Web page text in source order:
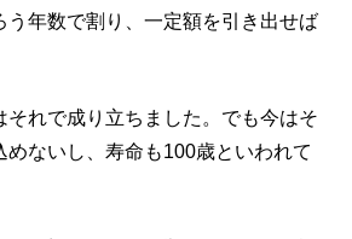
う年数で割り、一定額を引き出せば
それで成り立ちました。でも今はそ
めないし、寿命も100歳といわれて